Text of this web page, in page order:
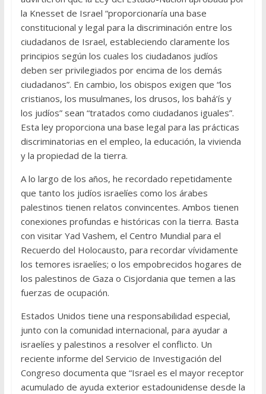
la Knesset de Israel “proporcionaría una base
constitucional y legal para la discriminación entre los
ciudadanos de Israel, estableciendo claramente los
principios según los cuales los ciudadanos judíos
deben ser privilegiados por encima de los demás
ciudadanos”. En cambio, los obispos exigen que “los
cristianos, los musulmanes, los drusos, los bahá’ís y
los judíos” sean “tratados como ciudadanos iguales”.
Esta ley proporciona una base legal para las prácticas
discriminatorias en el empleo, la educación, la vivienda
y la propiedad de la tierra.
A lo largo de los años, he recordado repetidamente
que tanto los judíos israelíes como los árabes
palestinos tienen relatos convincentes. Ambos tienen
conexiones profundas e históricas con la tierra. Basta
con visitar Yad Vashem, el Centro Mundial para el
Recuerdo del Holocausto, para recordar vívidamente
los temores israelíes; o los empobrecidos hogares de
los palestinos de Gaza o Cisjordania que temen a las
fuerzas de ocupación.
Estados Unidos tiene una responsabilidad especial,
junto con la comunidad internacional, para ayudar a
israelíes y palestinos a resolver el conflicto. Un
reciente informe del Servicio de Investigación del
Congreso documenta que “Israel es el mayor receptor
acumulado de ayuda exterior estadounidense desde la